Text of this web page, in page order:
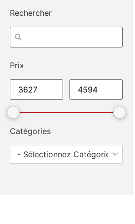
Rechercher
Prix
Catégories
- Sélectionnez Catégories -